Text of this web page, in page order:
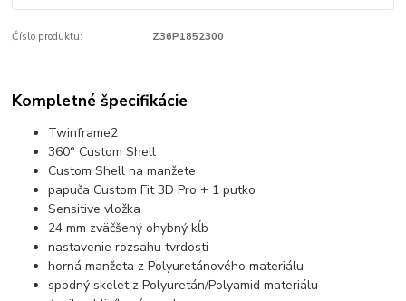
Číslo produktu: Z36P1852300
Kompletné špecifikácie
Twinframe2
360° Custom Shell
Custom Shell na manžete
papuča Custom Fit 3D Pro + 1 putko
Sensitive vložka
24 mm zväčšený ohybný kĺb
nastavenie rozsahu tvrdosti
horná manžeta z Polyuretánového materiálu
spodný skelet z Polyuretán/Polyamid materiálu